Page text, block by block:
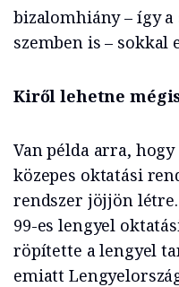
bizalomhiány – így a
szemben is – sokkal
Kiről lehetne
Van példa arra,
közepes oktatási
rendszer jöjjön
99-es lengyel
röpítette a lengyel
emiatt